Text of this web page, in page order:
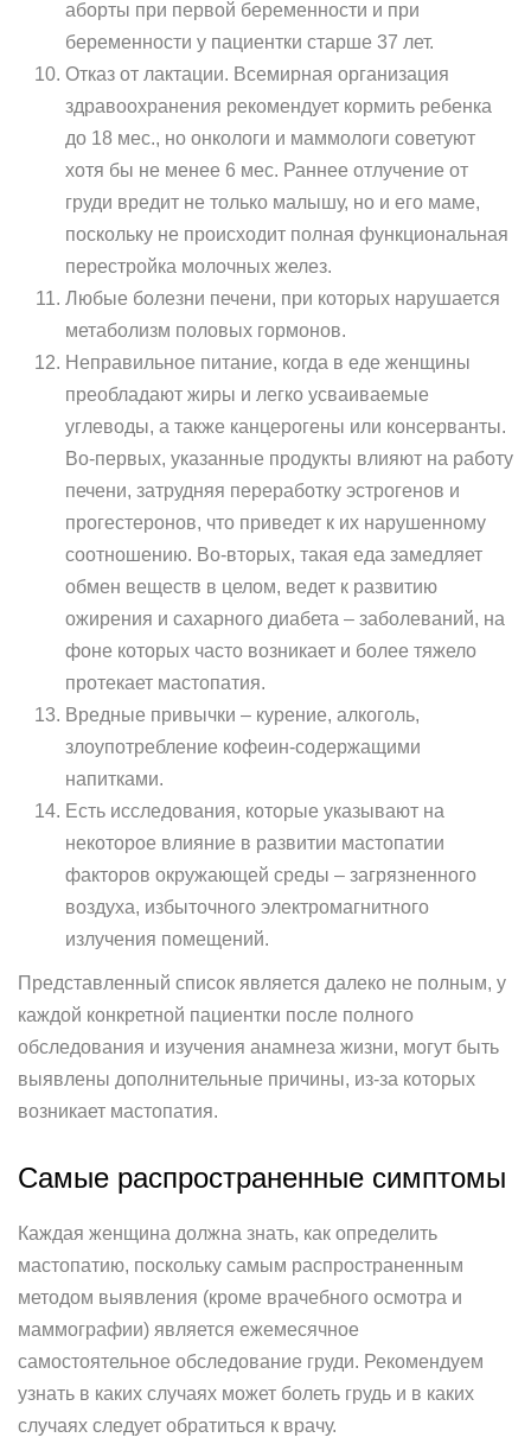
аборты при первой беременности и при
беременности у пациентки старше 37 лет.
Отказ от лактации. Всемирная организация
здравоохранения рекомендует кормить ребенка
до 18 мес., но онкологи и маммологи советуют
хотя бы не менее 6 мес. Раннее отлучение от
груди вредит не только малышу, но и его маме,
поскольку не происходит полная функциональная
перестройка молочных желез.
Любые болезни печени, при которых нарушается
метаболизм половых гормонов.
Неправильное питание, когда в еде женщины
преобладают жиры и легко усваиваемые
углеводы, а также канцерогены или консерванты.
Во-первых, указанные продукты влияют на работу
печени, затрудняя переработку эстрогенов и
прогестеронов, что приведет к их нарушенному
соотношению. Во-вторых, такая еда замедляет
обмен веществ в целом, ведет к развитию
ожирения и сахарного диабета – заболеваний, на
фоне которых часто возникает и более тяжело
протекает мастопатия.
Вредные привычки – курение, алкоголь,
злоупотребление кофеин-содержащими
напитками.
Есть исследования, которые указывают на
некоторое влияние в развитии мастопатии
факторов окружающей среды – загрязненного
воздуха, избыточного электромагнитного
излучения помещений.
Представленный список является далеко не полным, у
каждой конкретной пациентки после полного
обследования и изучения анамнеза жизни, могут быть
выявлены дополнительные причины, из-за которых
возникает мастопатия.
Самые распространенные симптомы
Каждая женщина должна знать, как определить
мастопатию, поскольку самым распространенным
методом выявления (кроме врачебного осмотра и
маммографии) является ежемесячное
самостоятельное обследование груди. Рекомендуем
узнать в каких случаях может болеть грудь и в каких
случаях следует обратиться к врачу.